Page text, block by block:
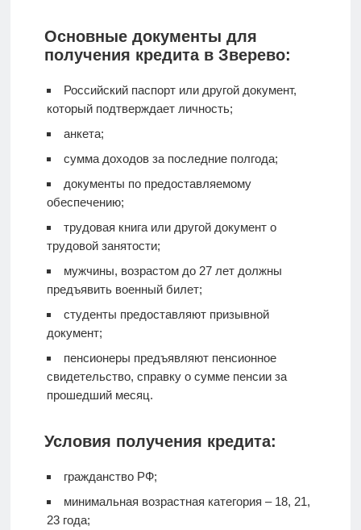
Основные документы для
получения кредита в Зверево:
Российский паспорт или другой документ,
который подтверждает личность;
анкета;
сумма доходов за последние полгода;
документы по предоставляемому
обеспечению;
трудовая книга или другой документ о
трудовой занятости;
мужчины, возрастом до 27 лет должны
предъявить военный билет;
студенты предоставляют призывной
документ;
пенсионеры предъявляют пенсионное
свидетельство, справку о сумме пенсии за
прошедший месяц.
Условия получения кредита:
гражданство РФ;
минимальная возрастная категория – 18, 21,
23 года;